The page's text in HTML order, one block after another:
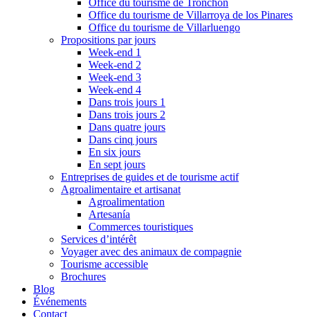
Office du tourisme de Tronchón
Office du tourisme de Villarroya de los Pinares
Office du tourisme de Villarluengo
Propositions par jours
Week-end 1
Week-end 2
Week-end 3
Week-end 4
Dans trois jours 1
Dans trois jours 2
Dans quatre jours
Dans cinq jours
En six jours
En sept jours
Entreprises de guides et de tourisme actif
Agroalimentaire et artisanat
Agroalimentation
Artesanía
Commerces touristiques
Services d’intérêt
Voyager avec des animaux de compagnie
Tourisme accessible
Brochures
Blog
Événements
Contact